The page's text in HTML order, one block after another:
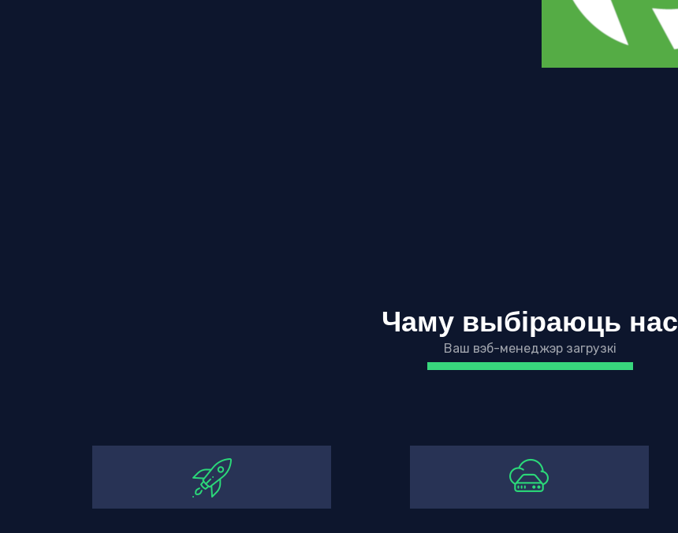
Чаму выбіраюць нас
Ваш вэб-менеджэр загрузкі